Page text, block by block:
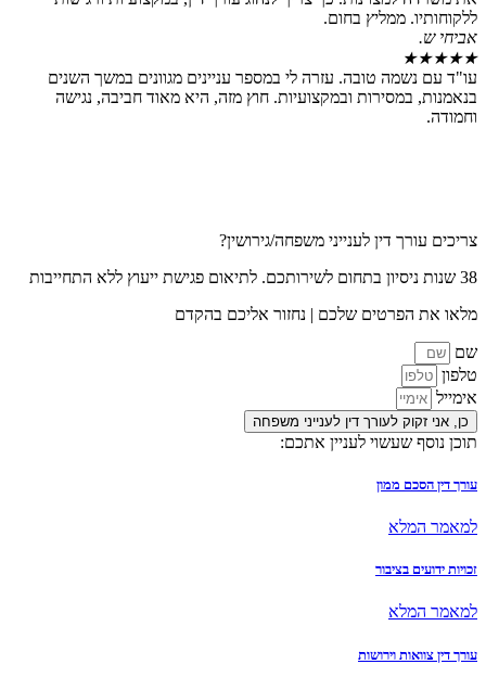
ממליץ בחום.
טובה. עזרה לי במספר עניינים מגוונים במשך השנים
ובמקצועיות. חוץ מזה, היא מאוד חביבה, נגישה
דין לענייני משפחה/גירושין?
שלכם | נחזור אליכם בהקדם
לעורך דין לענייני משפחה
שעשוי לעניין אתכם:
ממון
בציבור
וירושות